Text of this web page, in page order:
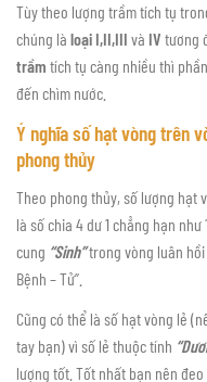
Tùy theo lượng trầm tích tụ
chúng là loại I,II,III và IV tương
trầm tích tụ càng nhiều thì phần
đến chìm nước.
Ý nghĩa số hạt vòng trên
phong thủy
Theo phong thủy, số lượng hạt
là số chia 4 dư 1 chẳng hạn như
cung “Sinh”trong vòng luân hồi
Bệnh – Tử”.
Cũng có thể là số hạt vòng lẻ
tay bạn) vì số lẻ thuộc tính
lượng tốt. Tốt nhất bạn nên